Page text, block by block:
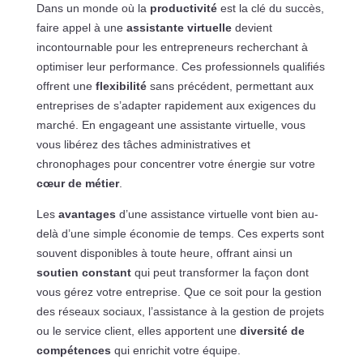
Dans un monde où la productivitéest la clé du succès,
faire appel à une assistante virtuelledevient
incontournable pour les entrepreneurs recherchant à
optimiser leur performance. Ces professionnels qualifiés
offrent une flexibilitésans précédent, permettant aux
entreprises de s’adapter rapidement aux exigences du
marché. En engageant une assistante virtuelle, vous
vous libérez des tâches administratives et
chronophages pour concentrer votre énergie sur votre
cœur de métier.
Les avantages d’une assistance virtuelle vont bien au-
delà d’une simple économie de temps. Ces experts sont
souvent disponibles à toute heure, offrant ainsi un
soutien constantqui peut transformer la façon dont
vous gérez votre entreprise. Que ce soit pour la gestion
des réseaux sociaux, l’assistance à la gestion de projets
ou le service client, elles apportent une diversité de
compétences qui enrichit votre équipe.